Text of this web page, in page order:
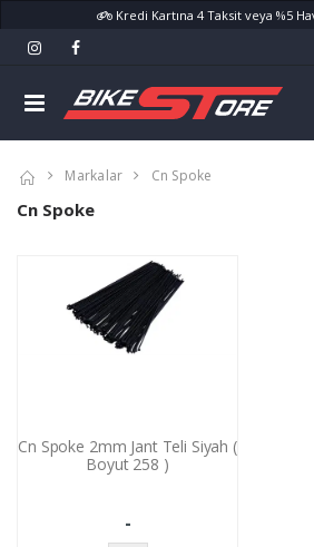
Kredi Kartına 4 Taksit veya %5
Markalar Cn Spoke
Cn Spoke
Cn Spoke 2mm Jant Teli Siyah (
Boyut 258 )
-